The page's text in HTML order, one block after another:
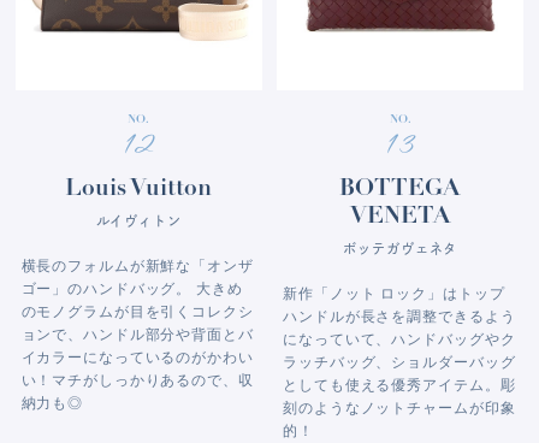
NO.
12
Louis Vuitton
ルイヴィトン
横長のフォルムが新鮮な「オンザ
ゴー」のハンドバッグ。 大きめ
のモノグラムが目を引くコレクシ
ョンで、ハンドル部分や背面とバ
イカラーになっているのがかわい
い！マチがしっかりあるので、収
納力も◎
NO.
13
BOTTEGA
VENETA
ボッテガヴェネタ
新作「ノット ロック」はトップ
ハンドルが長さを調整できるよう
になっていて、ハンドバッグやク
ラッチバッグ、ショルダーバッグ
としても使える優秀アイテム。彫
刻のようなノットチャームが印象
的！